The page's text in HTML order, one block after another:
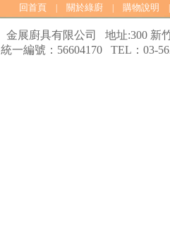
回首頁 關於綠廚 購物說明
金展廚具有限公司 地址:300 新
統一編號：56604170 TEL：03-